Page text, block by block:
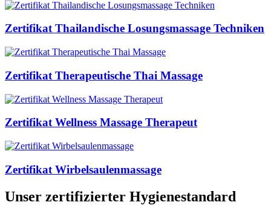
Zertifikat Thailandische Losungsmassage Techniken
Zertifikat Therapeutische Thai Massage
Zertifikat Wellness Massage Therapeut
Zertifikat Wirbelsaulenmassage
Unser zertifizierter Hygienestandard